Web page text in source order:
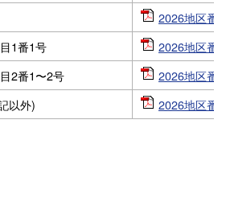
2026地区番
1番1号
2026地区番
2番1〜2号
2026地区番
以外)
2026地区番